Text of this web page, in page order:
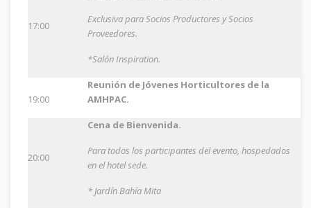
17:00
Exclusiva para Socios Productores y Socios
Proveedores.
*Salón Inspiration.
19:00
Reunión de Jóvenes Horticultores de la
AMHPAC.
20:00
Cena de Bienvenida.
Para todos los participantes del evento, hospedados
en el hotel sede.
* Jardín Bahía Mita